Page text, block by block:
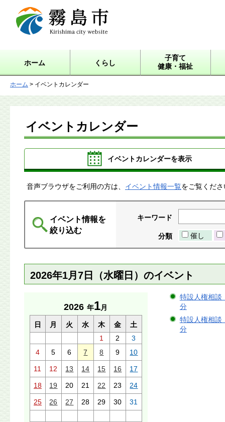
霧島市 Kirishima city
website
ホーム くらし
子育て
健康・福祉
ホーム > イベントカレンダー
イベントカレンダー
イベントカレンダーを表示
音声ブラウザをご利用の方は、 イベント情報一覧をご覧くだ
イベント情報を
絞り込む
キーワード
分類 催し
2026年1月7日（水曜日）のイベント
2026 年1月
日 月 火 水 木 金
土
1
2
3
4
5 6 7 8 9 10
11 12 13 14 15 16 17
18 19 20 21 22 23 24
25 26 27 28 29 30 31
特設人権相談
分
特設人権相談
分